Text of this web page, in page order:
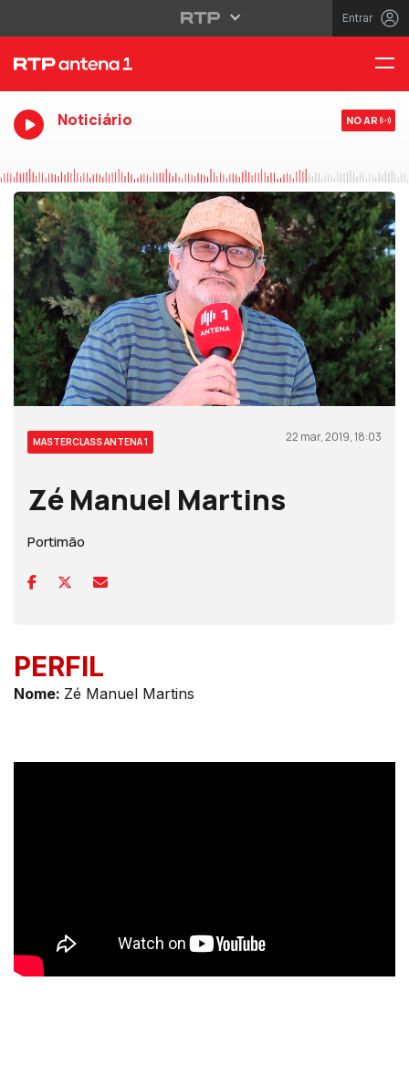
Entrar
Noticiário NO AR
MASTERCLASS ANTENA 1 22 mar, 2019, 18:03
Zé Manuel Martins
Portimão
PERFIL
Nome: Zé Manuel Martins